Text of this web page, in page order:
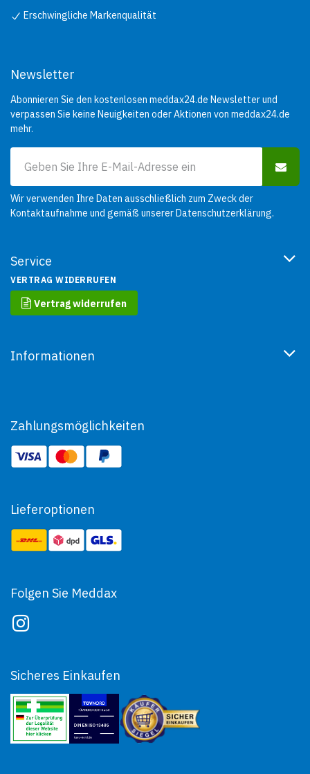
Erschwingliche Markenqualität
Service
VERTRAG WIDERRUFEN
Vertrag widerrufen
Informationen
Newsletter
Abonnieren Sie den kostenlosen meddax24.de Newsletter und
verpassen Sie keine Neuigkeiten oder Aktionen von meddax24.de
mehr.
Wir verwenden Ihre Daten ausschließlich zum Zweck der
Kontaktaufnahme und gemäß unsererDatenschutzerklärung.
Zahlungsmöglichkeiten
Lieferoptionen
Folgen Sie Meddax
Sicheres Einkaufen